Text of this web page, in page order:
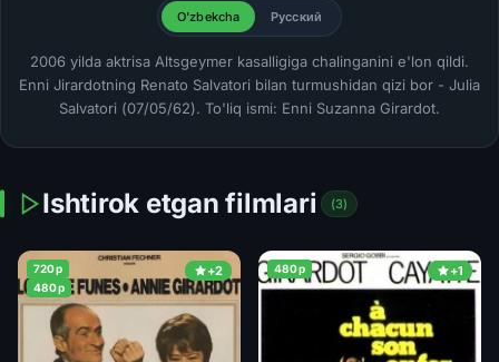
O'zbekcha Русский
2006 yilda aktrisa Altsgeymer kasalligiga chalinganini e'lon qildi.
Enni Jirardotning Renato Salvatori bilan turmushidan qizi bor - Julia
Salvatori (07/05/62). To'liq ismi: Enni Suzanna Girardot.
Ishtirok etgan filmlari (3)
+2
720p
480p
+1
480p